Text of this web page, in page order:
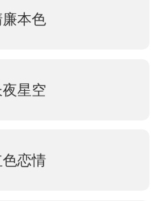
廉本色
夜星空
色恋情